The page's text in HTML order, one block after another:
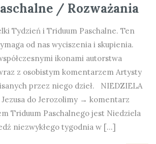
/ Rozważania
Tydzień i Triduum Paschalne. Ten
od nas wyciszenia i skupienia.
ikonami autorstwa
z osobistym komentarzem Artysty
przez niego dzieł. NIEDZIELA
Jezusa do Jerozolimy → komentarz
Triduum Paschalnego jest Niedziela
niezwykłego tygodnia w […]